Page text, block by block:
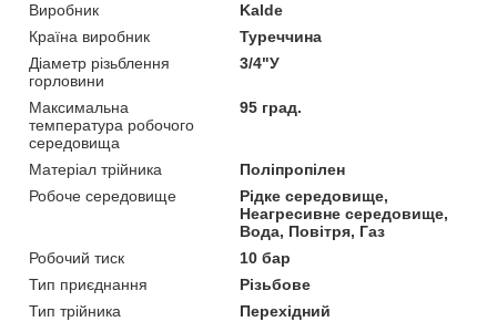
Виробник
Kalde
Країна виробник
Туреччина
Діаметр різьблення
горловини
3/4"У
Максимальна
температура робочого
середовища
95 град.
Матеріал трійника
Поліпропілен
Робоче середовище
Рідке середовище,
Неагресивне середовище,
Вода, Повітря, Газ
Робочий тиск
10 бар
Тип приєднання
Різьбове
Тип трійника
Перехідний